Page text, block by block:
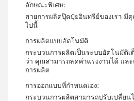
ลักษณะพิเศษ:
สายการผลิตปุ๊ดปุ๋ยอินทรีย์ของเรา มี
ไปนี้
การผลิตแบบอัตโนมัติ
กระบวนการผลิตเป็นระบบอัตโนมัติ
ว่า คุณสามารถลดค่าแรงงานได้ แล
การผลิต
การออกแบบที่กําหนดเอง:
กระบวนการผลิตสามารถปรับเปลี่ยน